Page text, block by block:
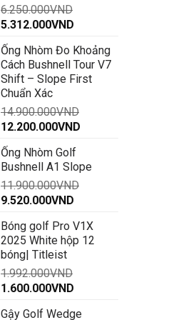
6.250.000VND
Giá
là:
6.250.000VND.
5.312.000VND
tại
là:
5.312.000VND.
Ống Nhòm Đo Khoảng
Cách Bushnell Tour V7
Shift – Slope First
Chuẩn Xác
14.900.000VND
Giá
là:
14.900.000VND.
12.200.000VND
là:
Ống Nhòm Golf
Bushnell A1 Slope
11.900.000VND
Giá
là:
11.900.000VND.
9.520.000VND
tại
là:
Bóng golf Pro V1X
2025 White hộp 12
bóng| Titleist
1.992.000VND
Giá
1.600.000VND
Gậy Golf Wedge